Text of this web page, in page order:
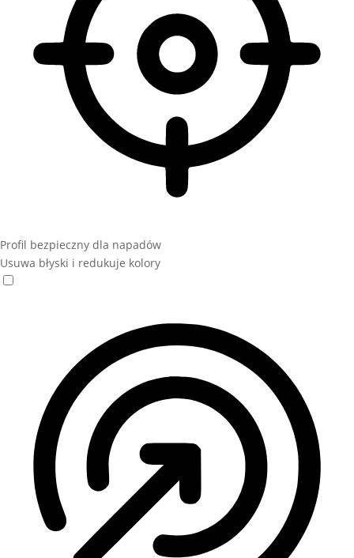
Profil bezpieczny dla napadów
Usuwa błyski i redukuje kolory